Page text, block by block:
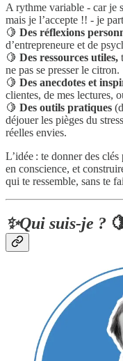
A rythme variable - car je
mais je l’accepte !! - je
🍋 Des réflexions
d’entrepreneure et de
🍋 Des ressources utiles,
ne pas se presser le citron.
🍋 Des anecdotes et
clientes, de mes lectures,
🍋 Des outils pratiques
déjouer les pièges du
réelles envies.
L’idée : te donner des
en conscience, et
qui te ressemble, sans te
✨Qui suis-je ?